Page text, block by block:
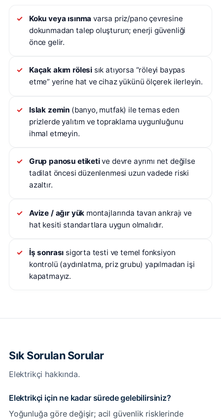
Koku veya ısınma varsa priz/pano çevresine
dokunmadan talep oluşturun; enerji güvenliği
önce gelir.
Kaçak akım rölesi sık atıyorsa “röleyi baypas
etme” yerine hat ve cihaz yükünü ölçerek ilerleyin.
Islak zemin (banyo, mutfak) ile temas eden
prizlerde yalıtım ve topraklama uygunluğunu
ihmal etmeyin.
Grup panosu etiketive devre ayrımı net değilse
tadilat öncesi düzenlenmesi uzun vadede riski
azaltır.
Avize / ağır yük montajlarında tavan ankrajı ve
hat kesiti standartlara uygun olmalıdır.
İş sonrası sigorta testi ve temel fonksiyon
kontrolü (aydınlatma, priz grubu) yapılmadan işi
kapatmayız.
Sık Sorulan Sorular
Elektrikçi hakkında.
Elektrikçi için ne kadar sürede gelebilirsiniz?
Yoğunluğa göre değişir; acil güvenlik risklerinde